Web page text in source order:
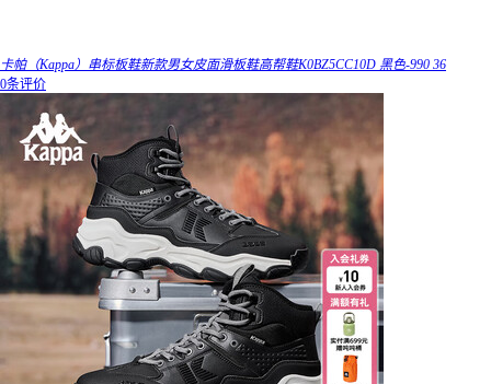
卡帕（Kappa）串标板鞋新款男女皮面滑板鞋高帮鞋K0BZ5CC10D 黑色-990 36
0条评价